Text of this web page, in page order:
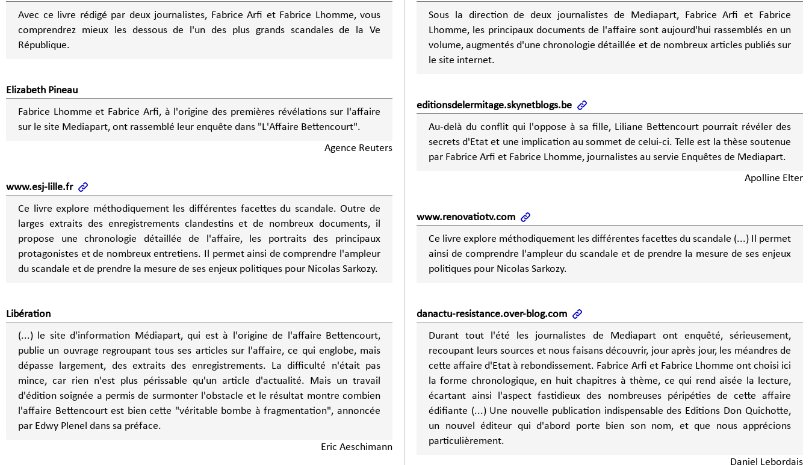
Avec ce livre rédigé par deux journalistes, Fabrice Arfi et Fabrice Lhomme, vous
comprendrez mieux les dessous de l'un des plus grands scandales de la Ve
République.
Elizabeth Pineau
Fabrice Lhomme et Fabrice Arfi, à l'origine des premières révélations sur l'affaire
sur le site Mediapart, ont rassemblé leur enquête dans "L'Affaire Bettencourt".
Agence Reuters
www.esj-lille.fr
Ce livre explore méthodiquement les différentes facettes du scandale. Outre de
larges extraits des enregistrements clandestins et de nombreux documents, il
propose une chronologie détaillée de l'affaire, les portraits des principaux
protagonistes et de nombreux entretiens. Il permet ainsi de comprendre l'ampleur
du scandale et de prendre la mesure de ses enjeux politiques pour Nicolas Sarkozy.
Libération
(...) le site d'information Médiapart, qui est à l'origine de l'affaire Bettencourt,
publie un ouvrage regroupant tous ses articles sur l'affaire, ce qui englobe, mais
dépasse largement, des extraits des enregistrements. La difficulté n'était pas
mince, car rien n'est plus périssable qu'un article d'actualité. Mais un travail
d'édition soignée a permis de surmonter l'obstacle et le résultat montre combien
l'affaire Bettencourt est bien cette "véritable bombe à fragmentation", annoncée
par Edwy Plenel dans sa préface.
Eric Aeschimann
Sous la direction de deux journalistes de Mediapart, Fabrice Arfi et Fabrice
Lhomme, les principaux documents de l'affaire sont aujourd'hui rassemblés en un
volume, augmentés d'une chronologie détaillée et de nombreux articles publiés sur
le site internet.
editionsdelermitage.skynetblogs.be
Au-delà du conflit qui l'oppose à sa fille, Liliane Bettencourt pourrait révéler des
secrets d'Etat et une implication au sommet de celui-ci. Telle est la thèse soutenue
par Fabrice Arfi et Fabrice Lhomme, journalistes au servie Enquêtes de Mediapart.
Apolline Elter
www.renovatiotv.com
Ce livre explore méthodiquement les différentes facettes du scandale (...) Il permet
ainsi de comprendre l'ampleur du scandale et de prendre la mesure de ses enjeux
politiques pour Nicolas Sarkozy.
danactu-resistance.over-blog.com
Durant tout l'été les journalistes de Mediapart ont enquêté, sérieusement,
recoupant leurs sources et nous faisans découvrir, jour après jour, les méandres de
cette affaire d'Etat à rebondissement. Fabrice Arfi et Fabrice Lhomme ont choisi ici
la forme chronologique, en huit chapitres à thème, ce qui rend aisée la lecture,
écartant ainsi l'aspect fastidieux des nombreuses péripéties de cette affaire
édifiante (...) Une nouvelle publication indispensable des Editions Don Quichotte,
un nouvel éditeur qui d'abord porte bien son nom, et que nous apprécions
particulièrement.
Daniel Lebordais